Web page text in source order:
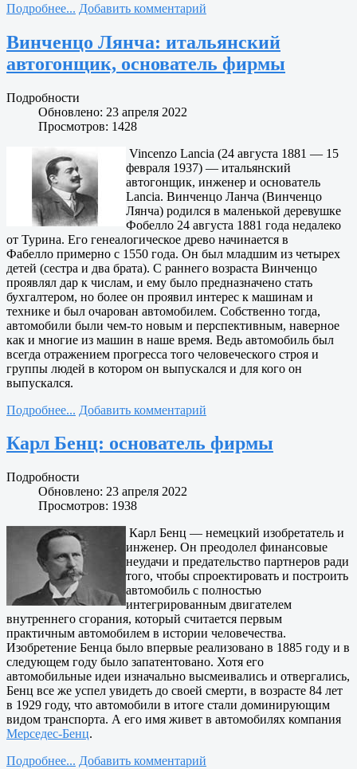
Подробнее... Добавить комментарий
Винченцо Лянча: итальянский
автогонщик, основатель фирмы
Подробности
Обновлено: 23 апреля 2022
Просмотров: 1428
Vincenzo Lancia (24 августа 1881 — 15
февраля 1937) — итальянский
автогонщик, инженер и основатель
Lancia. Винченцо Ланча (Винченцо
Лянча) родился в маленькой деревушке
Фобелло 24 августа 1881 года недалеко
от Турина. Его генеалогическое древо начинается в
Фабелло примерно с 1550 года. Он был младшим из четырех
детей (сестра и два брата). С раннего возраста Винченцо
проявлял дар к числам, и ему было предназначено стать
бухгалтером, но более он проявил интерес к машинам и
технике и был очарован автомобилем. Собственно тогда,
автомобили были чем-то новым и перспективным, наверное
как и многие из машин в наше время. Ведь автомобиль был
всегда отражением прогресса того человеческого строя и
группы людей в котором он выпускался и для кого он
выпускался.
Подробнее... Добавить комментарий
Карл Бенц: основатель фирмы
Подробности
Обновлено: 23 апреля 2022
Просмотров: 1938
Карл Бенц — немецкий изобретатель и
инженер. Он преодолел финансовые
неудачи и предательство партнеров ради
того, чтобы спроектировать и построить
автомобиль с полностью
интегрированным двигателем
внутреннего сгорания, который считается первым
практичным автомобилем в истории человечества.
Изобретение Бенца было впервые реализовано в 1885 году и в
следующем году было запатентовано. Хотя его
автомобильные идеи изначально высмеивались и отвергались,
Бенц все же успел увидеть до своей смерти, в возрасте 84 лет
в 1929 году, что автомобили в итоге стали доминирующим
видом транспорта. А его имя живет в автомобилях компания
Мерседес-Бенц.
Подробнее... Добавить комментарий